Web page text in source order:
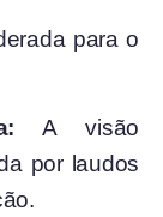
para o
A visão
por laudos